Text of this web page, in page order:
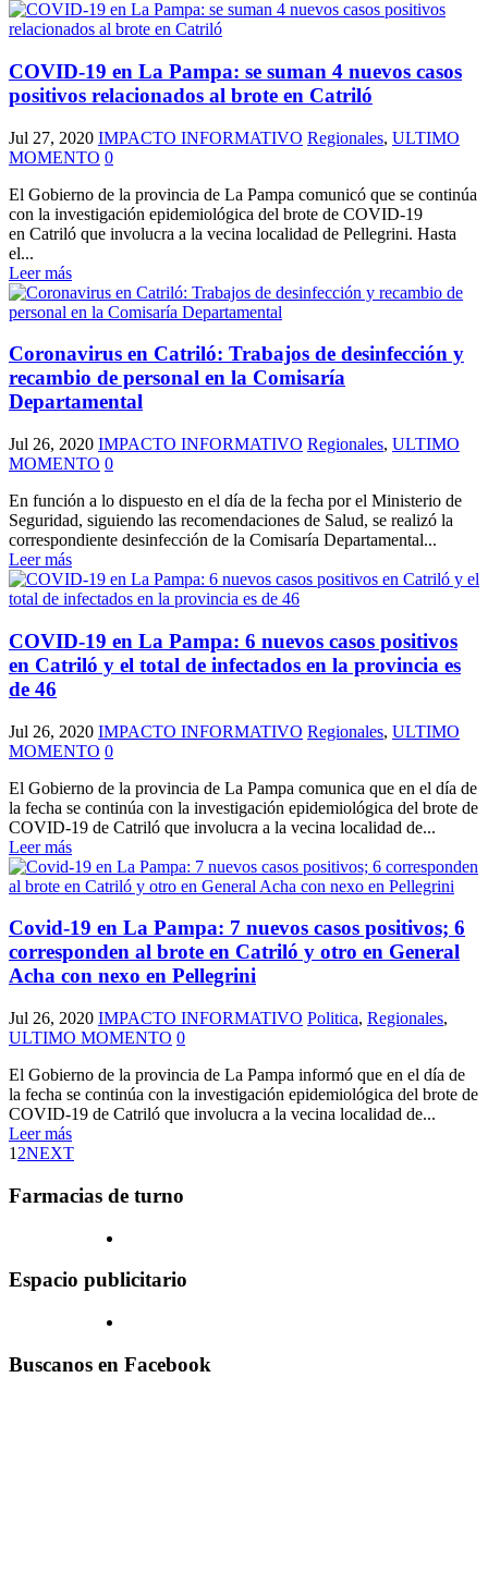
COVID-19 en La Pampa: se suman 4 nuevos casos
positivos relacionados al brote en Catriló
Jul 27, 2020 IMPACTO INFORMATIVO Regionales, ULTIMO
MOMENTO 0
El Gobierno de la provincia de La Pampa comunicó que se continúa
con la investigación epidemiológica del brote de COVID-19
en Catriló que involucra a la vecina localidad de Pellegrini. Hasta
el...
Leer más
Coronavirus en Catriló: Trabajos de desinfección y
recambio de personal en la Comisaría
Departamental
Jul 26, 2020 IMPACTO INFORMATIVO Regionales, ULTIMO
MOMENTO 0
En función a lo dispuesto en el día de la fecha por el Ministerio de
Seguridad, siguiendo las recomendaciones de Salud, se realizó la
correspondiente desinfección de la Comisaría Departamental...
Leer más
COVID-19 en La Pampa: 6 nuevos casos positivos
en Catriló y el total de infectados en la provincia es
de 46
Jul 26, 2020 IMPACTO INFORMATIVO Regionales, ULTIMO
MOMENTO 0
El Gobierno de la provincia de La Pampa comunica que en el día de
la fecha se continúa con la investigación epidemiológica del brote de
COVID-19 de Catriló que involucra a la vecina localidad de...
Leer más
Covid-19 en La Pampa: 7 nuevos casos positivos; 6
corresponden al brote en Catriló y otro en General
Acha con nexo en Pellegrini
Jul 26, 2020 IMPACTO INFORMATIVO Politica, Regionales,
ULTIMO MOMENTO 0
El Gobierno de la provincia de La Pampa informó que en el día de
la fecha se continúa con la investigación epidemiológica del brote de
COVID-19 de Catriló que involucra a la vecina localidad de...
Leer más
1 2NEXT
Farmacias de turno
Espacio publicitario
Buscanos en Facebook